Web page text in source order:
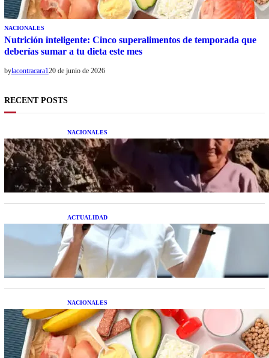
NACIONALES
Nutrición inteligente: Cinco superalimentos de temporada que
deberías sumar a tu dieta este mes
bylacontracara120 de junio de 2026
RECENT POSTS
NACIONALES
Una mujer asegura haber peleado con un
extraterrestre cuerpo a cuerpo
ACTUALIDAD
La startup creada por una salteña que busca
resolver el estrés financiero en Latinoamérica
NACIONALES
Nutrición inteligente: Cinco superalimentos de
temporada que deberías sumar a tu dieta este mes